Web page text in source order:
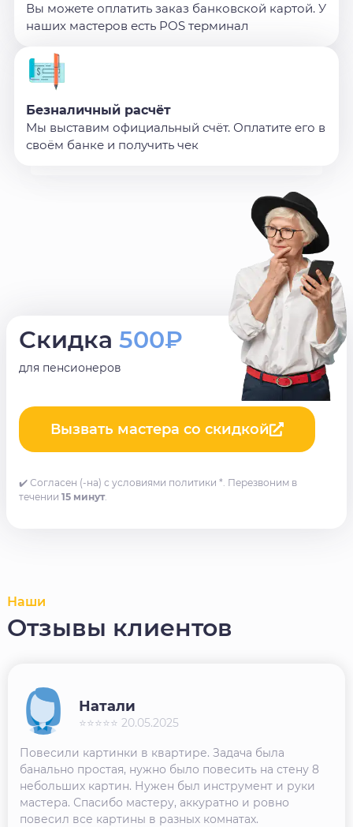
Вы можете оплатить заказ банковской картой. У
наших мастеров есть POS терминал
Безналичный расчёт
Мы выставим официальный счёт. Оплатите его в
своём банке и получить чек
Скидка 500₽
для пенсионеров
Вызвать мастера со скидкой
✔️ Согласен (-на) с условиями политики *. Перезвоним в
течении 15 минут.
Наши
Отзывы клиентов
Повесили картинки в квартире. Задача была
банально простая, нужно было повесить на стену 8
небольших картин. Нужен был инструмент и руки
мастера. Спасибо мастеру, аккуратно и ровно
повесил все картины в разных комнатах.
Натали
⭐⭐⭐⭐⭐ 20.05.2025